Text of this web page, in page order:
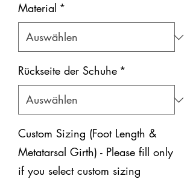
Material *
Rückseite der Schuhe *
Custom Sizing (Foot Length &
Metatarsal Girth) - Please fill only
if you select custom sizing